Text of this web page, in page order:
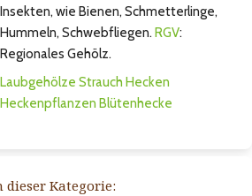
Insekten, wie Bienen, Schmetterlinge,
Hummeln, Schwebfliegen. RGV:
Regionales Gehölz.
Laubgehölze Strauch Hecken
Heckenpflanzen Blütenhecke
Kategorie: